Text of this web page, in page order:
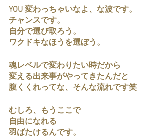
YOU 変わっちゃいなよ、な波です。
チャンスです。
自分で選び取ろう。
ワクドキなほうを選ぼう。
魂レベルで変わりたい時だから
変える出来事がやってきたんだと
腹くくれってな、そんな流れです笑
むしろ、もうここで
自由になれる
羽ばたけるんです。